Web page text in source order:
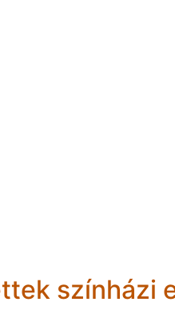
színházi